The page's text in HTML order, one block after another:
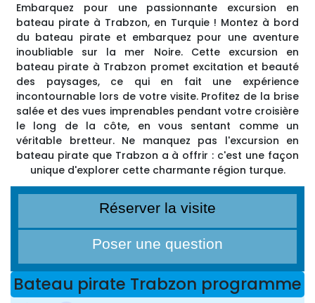
Embarquez pour une passionnante excursion en
bateau pirate à Trabzon, en Turquie ! Montez à bord
du bateau pirate et embarquez pour une aventure
inoubliable sur la mer Noire. Cette excursion en
bateau pirate à Trabzon promet excitation et beauté
des paysages, ce qui en fait une expérience
incontournable lors de votre visite. Profitez de la brise
salée et des vues imprenables pendant votre croisière
le long de la côte, en vous sentant comme un
véritable bretteur. Ne manquez pas l'excursion en
bateau pirate que Trabzon a à offrir : c'est une façon
unique d'explorer cette charmante région turque.
Réserver la visite
Poser une question
Bateau pirate Trabzon programme